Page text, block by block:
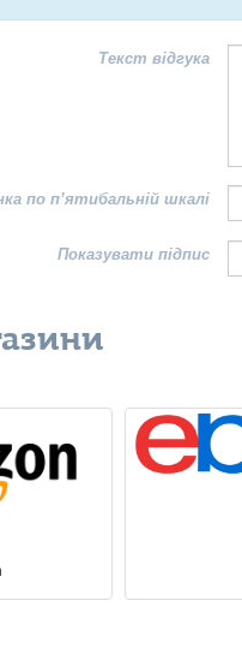
Текст відгука
по п’ятибальній шкалі
Показувати підпис